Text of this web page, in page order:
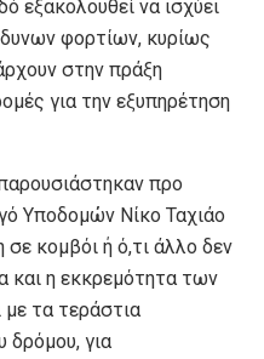
εξακολουθεί να ισχύει
φορτίων, κυρίως
στην πράξη
για την εξυπηρέτηση
προ
Υποδομών Νίκο Ταχιάο
σε κομβόι ή ό,τι άλλο δεν
και η εκκρεμότητα των
τα τεράστια
δρόμου, για